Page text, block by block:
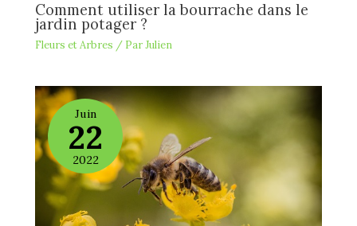
Comment utiliser la bourrache dans le
jardin potager ?
Fleurs et Arbres / ParJulien
Juin
22
2022